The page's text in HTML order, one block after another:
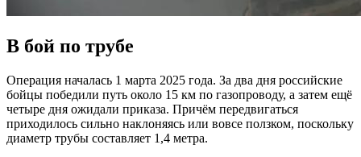
В бой по трубе
Операция началась 1 марта 2025 года. За два дня российские
бойцы победили путь около 15 км по газопроводу, а затем ещё
четыре дня ожидали приказа. Причём передвигаться
приходилось сильно наклоняясь или вовсе ползком, поскольку
диаметр трубы составляет 1,4 метра.